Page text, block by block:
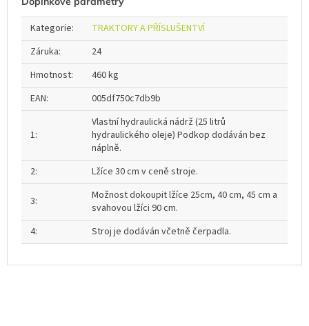
Kategorie:
TRAKTORY A PŘÍSLUŠENTVÍ
Záruka:
24
Hmotnost:
460 kg
EAN: 005df750c7db9b
1:
Vlastní hydraulická nádrž (25 litrů
hydraulického oleje) Podkop dodáván bez
náplně.
2: Lžíce 30 cm v ceně stroje.
3:
Možnost dokoupit lžíce 25cm, 40 cm, 45 cm a
svahovou lžíci 90 cm.
4: Stroj je dodáván včetně čerpadla.